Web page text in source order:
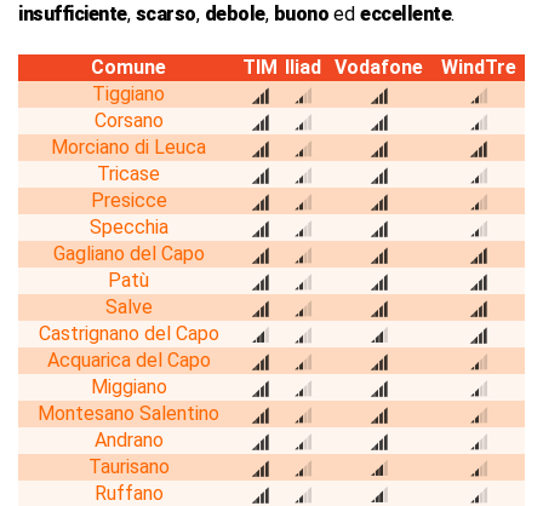
insufficiente, scarso, debole, buono ed eccellente.
Comune TIM Iliad Vodafone
WindTre
Tiggiano
Corsano
Morciano di Leuca
Tricase
Presicce
Specchia
Gagliano del Capo
Patù
Salve
Castrignano del Capo
Acquarica del Capo
Miggiano
Montesano Salentino
Andrano
Taurisano
Ruffano